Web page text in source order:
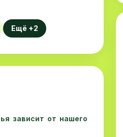
Ещё +2
зависит от нашего